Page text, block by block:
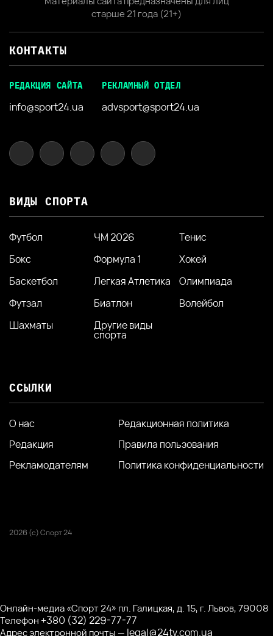
старше 21 года (21+)
КОНТАКТЫ
РЕДАКЦИЯ САЙТА
info@sport24.ua
РЕКЛАМНЫЙ ОТДЕЛ
advsport@sport24.ua
ВИДЫ СПОРТА
Футбол ЧМ 2026
Тенис
Бокс
Формула 1
Хокей
Баскетбол
Легкая Атлетика
Олимпиада
Футзал
Биатлон
Волейбол
Шахматы
Другие виды
спорта
ССЫЛКИ
О нас
Редакция
Рекламодателям
Редакционная политика
Правила пользования
Политика конфиденциальности
2026 (с) Спорт 24
Онлайн-медиа «Спорт 24» пл. Галицкая, д. 15, г. Львов, 79008
Телефон +380 (32) 229-77-77
Адрес электронной почты — legal@24tv.com.ua